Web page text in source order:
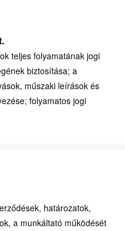
teljes folyamatának jogi
biztosítása; a
műszaki leírások és
folyamatos jogi
határozatok,
a munkáltató működését